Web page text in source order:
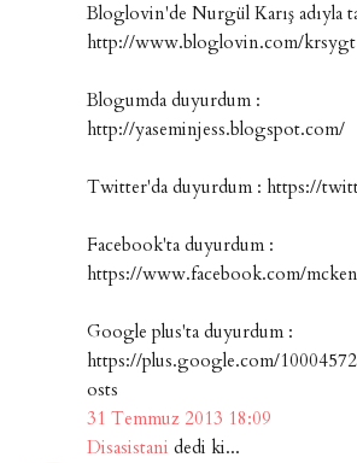
Bloglovin'de Nurgül Karış adıyla
http://www.bloglovin.com/krsygt
Blogumda duyurdum :
http://yaseminjess.blogspot.com/
Twitter'da duyurdum : https://
Facebook'ta duyurdum :
https://www.facebook.com/
Google plus'ta duyurdum :
https://plus.google.com/
osts
31 Temmuz 2013 18:09
Disasistani dedi ki...